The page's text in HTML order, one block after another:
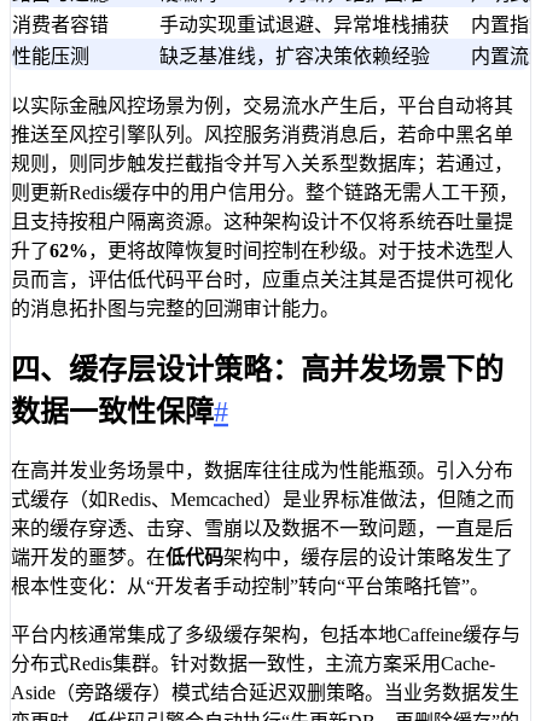
消费者容错
手动实现重试退避、异常堆栈捕获
内置指
性能压测
缺乏基准线，扩容决策依赖经验 内置流
以实际金融风控场景为例，交易流水产生后，平台自动将其
推送至风控引擎队列。风控服务消费消息后，若命中黑名单
规则，则同步触发拦截指令并写入关系型数据库；若通过，
则更新Redis缓存中的用户信用分。整个链路无需人工干预，
且支持按租户隔离资源。这种架构设计不仅将系统吞吐量提
升了62%，更将故障恢复时间控制在秒级。对于技术选型人
员而言，评估低代码平台时，应重点关注其是否提供可视化
的消息拓扑图与完整的回溯审计能力。
四、缓存层设计策略：高并发场景下的
数据一致性保障#
在高并发业务场景中，数据库往往成为性能瓶颈。引入分布
式缓存（如Redis、Memcached）是业界标准做法，但随之而
来的缓存穿透、击穿、雪崩以及数据不一致问题，一直是后
端开发的噩梦。在低代码架构中，缓存层的设计策略发生了
根本性变化：从“开发者手动控制”转向“平台策略托管”。
平台内核通常集成了多级缓存架构，包括本地Caffeine缓存与
分布式Redis集群。针对数据一致性，主流方案采用Cache-
Aside（旁路缓存）模式结合延迟双删策略。当业务数据发生